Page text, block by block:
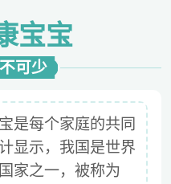
宝宝
可少
是每个家庭的共同
显示，我国是世界
家之一，被称为